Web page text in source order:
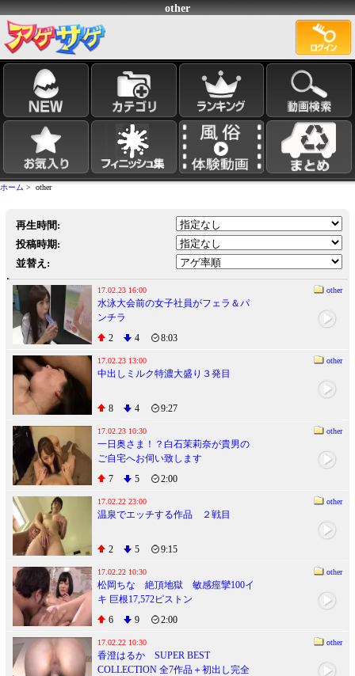
other
ホーム > other
再生時間:
投稿時期:
並替え:
17.02.23 16:00 other
水泳大会前の女子社員がフェラ＆パ
ンチラ
2
4 8:03
17.02.23 13:00 other
中出しミルク特濃大盛り３発目
8 4 9:27
17.02.23 10:30 other
一日奥さま！？白石茉莉奈が貴男の
ご自宅へお伺い致します
7
5 2:00
17.02.22 23:00 other
温泉でエッチする作品 ２戦目
2 5 9:15
17.02.22 10:30 other
松岡ちな 絶頂地獄 敏感痙攣100イ
キ 巨根17,572ピストン
6
9 2:00
17.02.22 10:30 other
香澄はるか SUPER BEST
COLLECTION 全7作品＋初出し完全